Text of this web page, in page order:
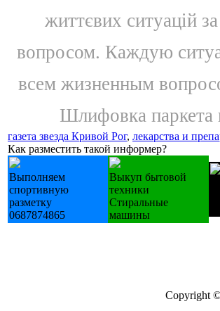
життєвих ситуацій
вопросом. Каждую
всем жизненным
Шлифовка паркета
газета звезда Кривой Рог, лекарства и
Как разместить такой информер?
Выполняем
спортивную
разметку
0687874865
Выкуп бытовой
техники
Стиральные
машины
Copyright